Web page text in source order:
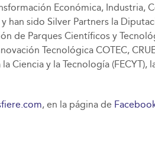
Económica,
sido Silver Partners la
de Parques Científicos y
Tecnológica COTEC,
Ciencia y la Tecnología
, en la página de